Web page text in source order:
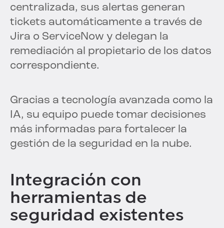
centralizada, sus alertas generan
tickets automáticamente a través de
Jira o ServiceNow y delegan la
remediación al propietario de los datos
correspondiente.
Gracias a tecnología avanzada como la
IA, su equipo puede tomar decisiones
más informadas para fortalecer la
gestión de la seguridad en la nube.
Integración con
herramientas de
seguridad existentes